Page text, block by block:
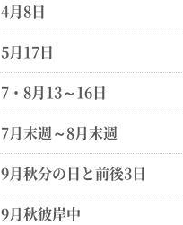
4月8日
5月17日
7・8月13～16日
7月末週～8月末週
9月秋分の日と前後3日
9月秋彼岸中